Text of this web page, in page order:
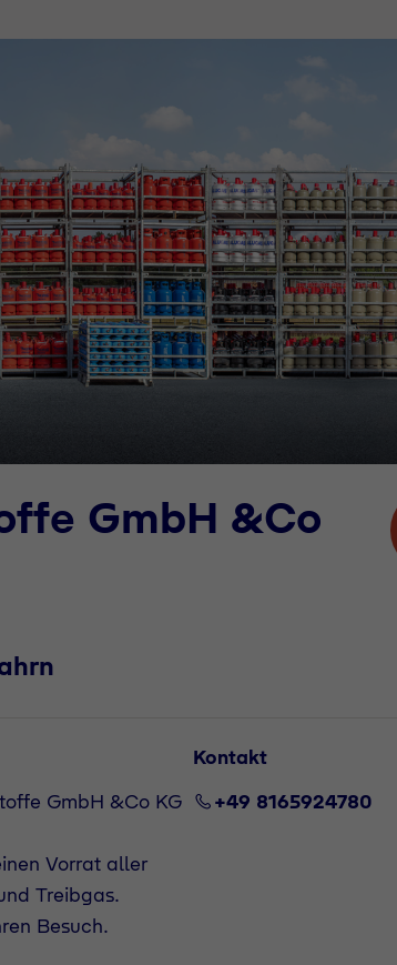
GmbH &Co
GmbH &Co KG
Vorrat aller
Treibgas.
Besuch.
Kontakt
+49 8165924780